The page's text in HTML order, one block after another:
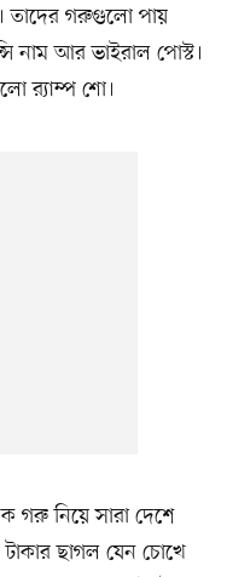
তাদের গরুগুলো পায়
নাম আর ভাইরাল পোস্ট।
র‍্যাম্প শো।
গরু নিয়ে সারা দেশে
ছাগল যেন চোখে